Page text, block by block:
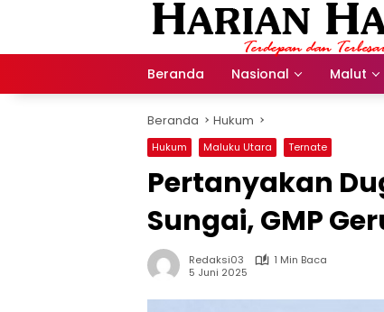
Beranda Nasional Malut
Beranda Hukum
Hukum Maluku Utara Ternate
Pertanyakan
Sungai, GMP
Redaksi03
1 Min Baca
5 Juni 2025